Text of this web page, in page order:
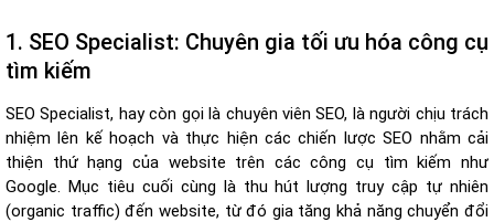
1. SEO Specialist: Chuyên gia tối ưu hóa công cụ
tìm kiếm
SEO Specialist, hay còn gọi là chuyên viên SEO, là người chịu trách
nhiệm lên kế hoạch và thực hiện các chiến lược SEO nhằm cải
thiện thứ hạng của website trên các công cụ tìm kiếm như
Google. Mục tiêu cuối cùng là thu hút lượng truy cập tự nhiên
(organic traffic) đến website, từ đó gia tăng khả năng chuyển đổi